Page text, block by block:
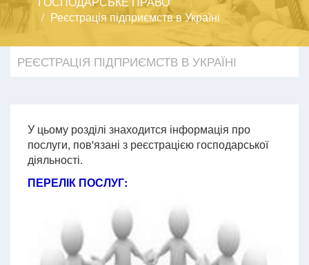
Реєстрація підприємств в Україні
РЕЄСТРАЦІЯ ПІДПРИЄМСТВ В УКРАЇНІ
У цьому розділі знаходится інформація про
послуги, пов'язані з реєстрацією господарської
діяльності.
ПЕРЕЛІК ПОСЛУГ: